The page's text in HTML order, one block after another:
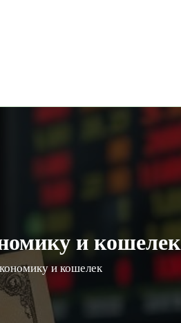
и кошелек
и кошелек